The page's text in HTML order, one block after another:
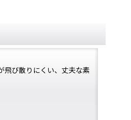
飛び散りにくい、丈夫な素